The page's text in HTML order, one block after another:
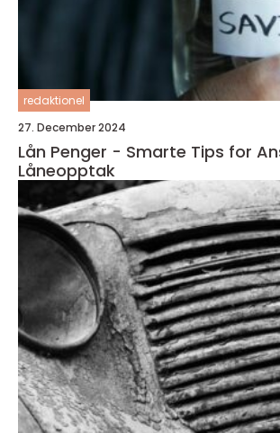
redaktionel
27. December 2024
Lån Penger - Smarte Tips for
Låneopptak